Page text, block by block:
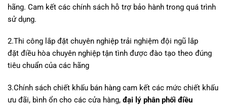
hãng. Cam kết các chính sách hỗ trợ bảo hành trong quá trình
sử dụng.
2.Thi công lắp đặt chuyên nghiệp trải nghiệm đội ngũ lắp
đặt điều hòa chuyên nghiệp tận tình được đào tạo theo đúng
tiêu chuẩn của các hãng
3.Chính sách chiết khấu bán hàng cam kết các mức chiết khấu
ưu đãi, bình ổn cho các cửa hàng, đại lý phân phối điều